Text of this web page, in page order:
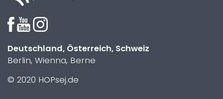
Deutschland, Österreich, Schweiz
Berlin, Wienna, Berne
© 2020 HOPsej.de